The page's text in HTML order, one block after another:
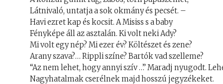
Látnivaló, untatja a sok okmány és pecsét. –
Havi ezret kap és kocsit. A Misiss s a baby
Fényképe áll az asztalán. Ki volt neki Ady?
Mi volt egy nép? Mi ezer év? Költészet és zene?
Arany szava?… Rippli színe? Bartók vad szelleme?
“Az nem lehet, hogy annyi szív …” Maradj nyugodt.
Nagyhatalmak cserélnek majd hosszú jegyzékeket.